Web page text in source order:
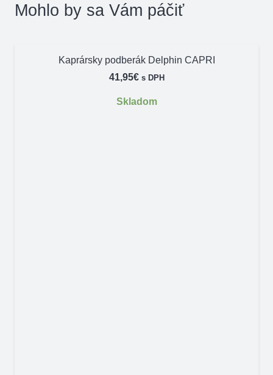
Mohlo by sa Vám páčiť
Kaprársky podberák Delphin CAPRI
41,95€ s DPH
Skladom